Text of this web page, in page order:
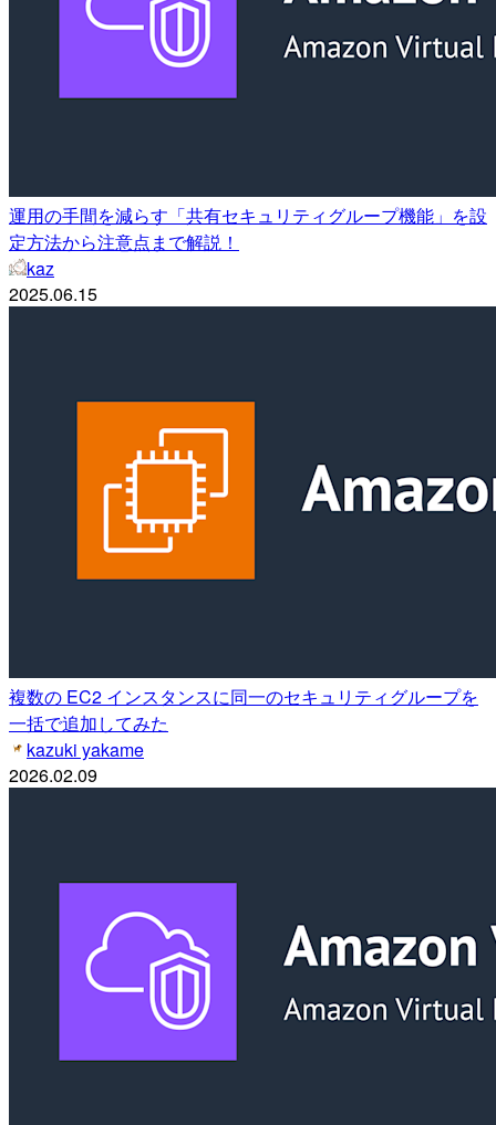
運用の手間を減らす「共有セキュリティグループ機能」を設
定方法から注意点まで解説！
kaz
2025.06.15
複数の EC2 インスタンスに同一のセキュリティグループを
一括で追加してみた
kazuki yakame
2026.02.09